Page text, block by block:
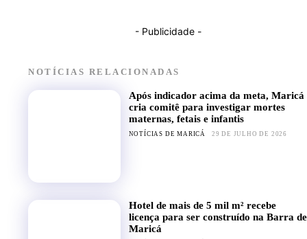
- Publicidade -
NOTÍCIAS RELACIONADAS
Após indicador acima da meta, Maricá
cria comitê para investigar mortes
maternas, fetais e infantis
NOTÍCIAS DE MARICÁ 29 DE JULHO DE 2026
Hotel de mais de 5 mil m² recebe
licença para ser construído na Barra de
Maricá